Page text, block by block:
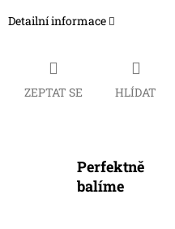
Detailní informace
ZEPTAT SE HLÍDAT
Perfektně
balíme